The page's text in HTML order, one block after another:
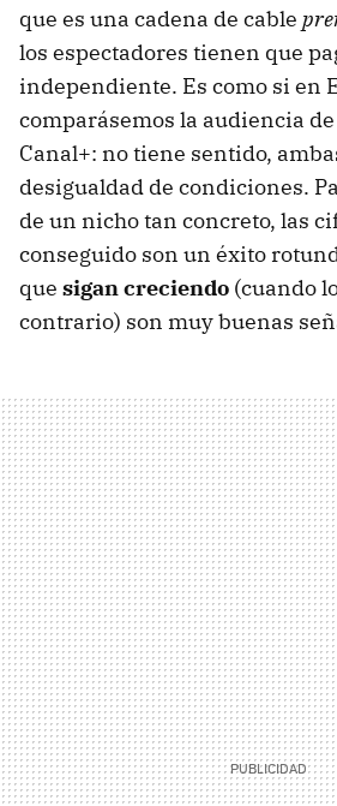
que es una cadena de cable
los espectadores tienen que
independiente. Es como si en
comparásemos la audiencia
Canal+: no tiene sentido,
desigualdad de condiciones.
de un nicho tan concreto, las
conseguido son un éxito
que sigan creciendo (cuando
contrario) son muy buenas